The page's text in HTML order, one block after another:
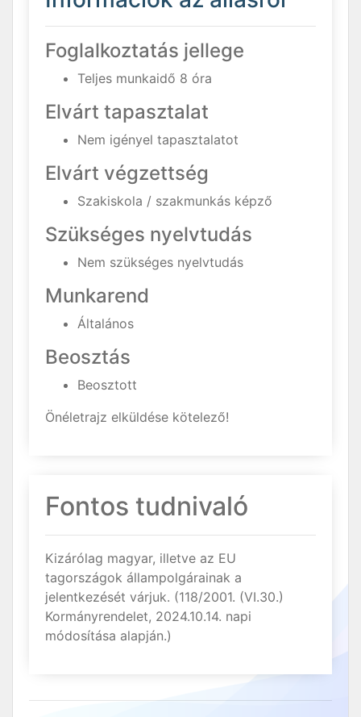
Foglalkoztatás jellege
Teljes munkaidő 8 óra
Elvárt tapasztalat
Nem igényel tapasztalatot
Elvárt végzettség
Szakiskola / szakmunkás képző
Szükséges nyelvtudás
Nem szükséges nyelvtudás
Munkarend
Általános
Beosztás
Beosztott
Önéletrajz elküldése kötelező!
Fontos tudnivaló
Kizárólag magyar, illetve az EU
tagországok állampolgárainak a
jelentkezését várjuk. (118/2001. (VI.30.)
Kormányrendelet, 2024.10.14. napi
módosítása alapján.)